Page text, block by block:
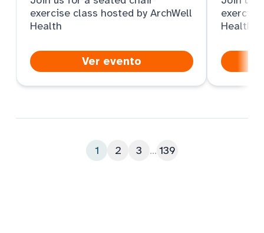
exercise class hosted by ArchWell
Health
Ver evento
Health
1 2 3 ... 139